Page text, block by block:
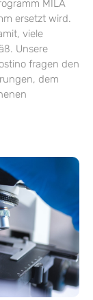
MILA
ersetzt wird.
viele
Unsere
fragen den
dem